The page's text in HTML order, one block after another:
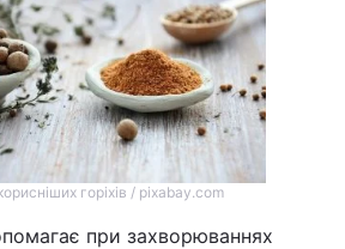
горіхів / pixabay.com
при захворюваннях